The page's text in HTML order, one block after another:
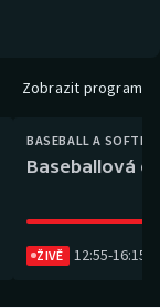
Zobrazit program
BASEBALL A
Baseballová
ŽIVĚ 12:55-16:15